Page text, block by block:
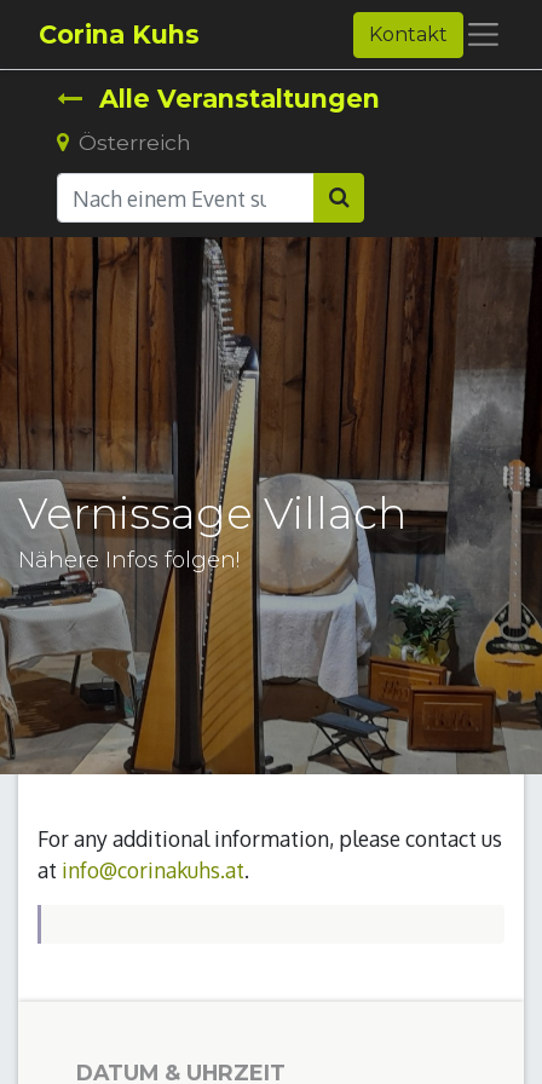
Corina Kuhs Kontakt
Alle Veranstaltungen
Österreich
Vernissage Villach
Nähere Infos folgen!
For any additional information, please contact us
at info@corinakuhs.at.
DATUM & UHRZEIT